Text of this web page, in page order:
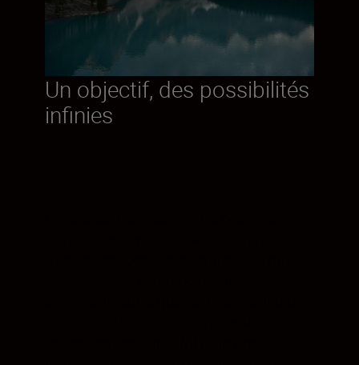
Un objectif, des possibilités
infinies